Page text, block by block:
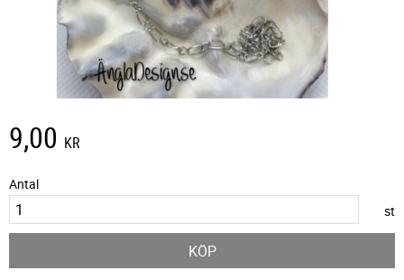
9,00 KR
Antal
st
KÖP